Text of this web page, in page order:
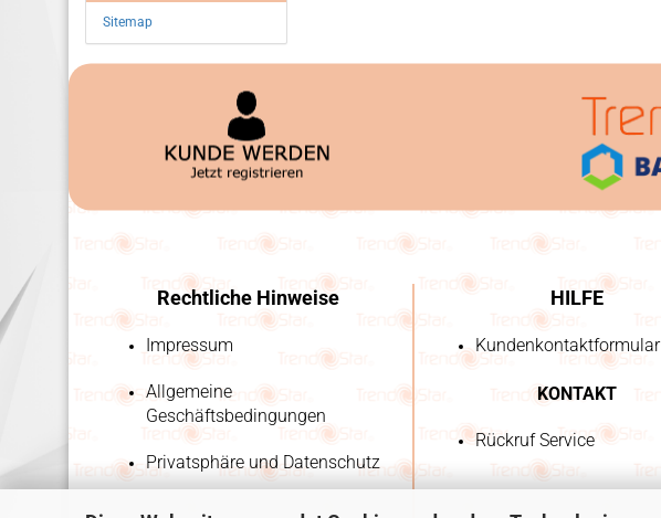
Sitemap
Rechtliche Hinweise
Impressum
Allgemeine
Geschäftsbedingungen
Privatsphäre und Datenschutz
HILFE
Kundenkontaktformular
KONTAKT
Rückruf Service